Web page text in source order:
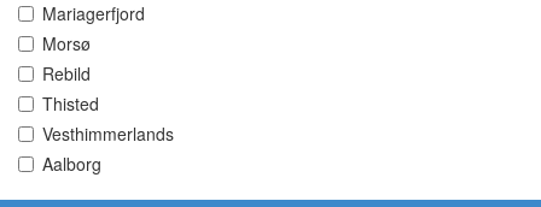
Mariagerfjord
Morsø
Rebild
Thisted
Vesthimmerlands
Aalborg